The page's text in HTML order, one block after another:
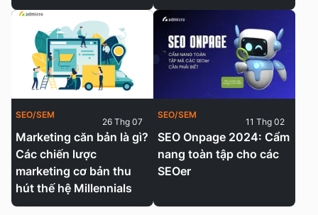
Marketing căn bản là gì?
Các chiến lược
marketing cơ bản thu
hút thế hệ Millennials
SEO/SEM
26 Thg 07
SEO Onpage 2024: Cẩm
nang toàn tập cho các
SEOer
SEO/SEM
11 Thg 02